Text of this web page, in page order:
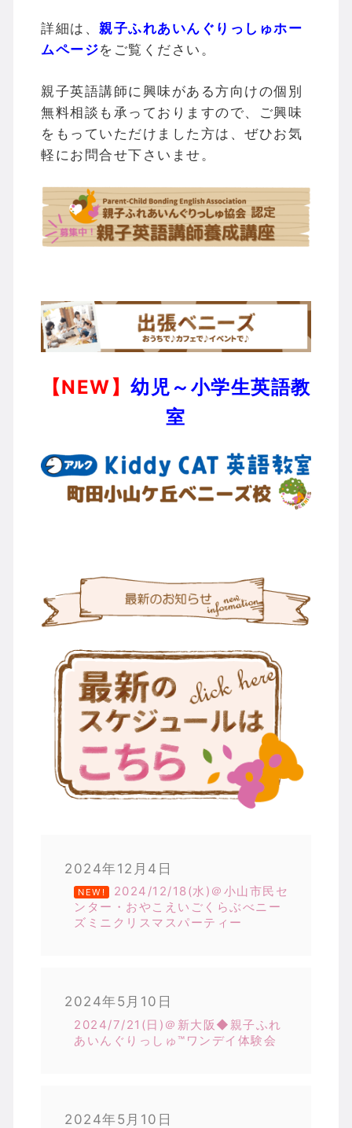
詳細は、 親子ふれあいんぐりっしゅホー
ムページをご覧ください。
親子英語講師に興味がある方向けの個別
無料相談も承っておりますので、ご興味
をもっていただけました方は、ぜひお気
軽にお問合せ下さいませ。
【NEW】 幼児～小学生英語教
室
2024年12月4日
NEW!
2024/12/18(水)＠小山市民セ
ンター・おやこえいごくらぶべニー
ズミニクリスマスパーティー
2024年5月10日
2024/7/21(日)＠新大阪◆親子ふれ
あいんぐりっしゅ™ワンデイ体験会
2024年5月10日